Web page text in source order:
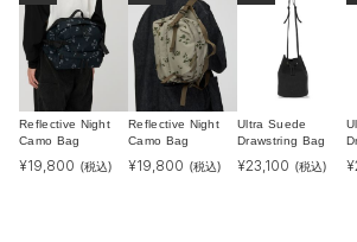
Reflective Night
Camo Bag
¥19,800 (税込)
Reflective Night
Camo Bag
¥19,800 (税込)
Ultra Suede
Drawstring Bag
¥23,100 (税込) ¥